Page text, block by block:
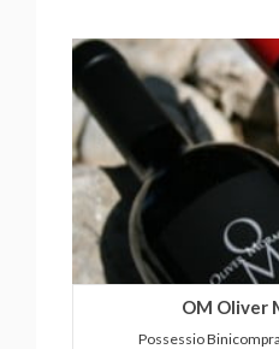
OM Oliver
Possessio